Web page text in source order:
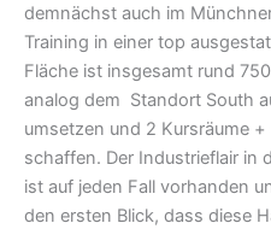
demnächst auch im
Training in einer top
Fläche ist insgesamt rund
analog dem Standort South
umsetzen und 2 Kursräume +
schaffen. Der Industrieflair in
ist auf jeden Fall vorhanden
den ersten Blick, dass diese